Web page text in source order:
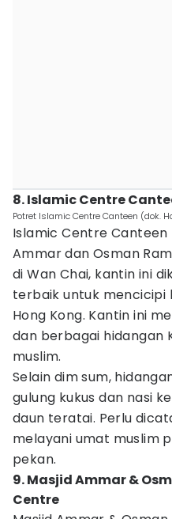
8. Islamic Centre
Potret Islamic Centre Canteen (dok.
Islamic Centre
Ammar dan Osman
di Wan Chai, kantin ini
terbaik untuk mencicipi
Hong Kong. Kantin ini
dan berbagai hidangan
muslim.
Selain dim sum,
gulung kukus dan nasi
daun teratai. Perlu
melayani umat muslim
pekan.
9. Masjid Ammar &
Centre